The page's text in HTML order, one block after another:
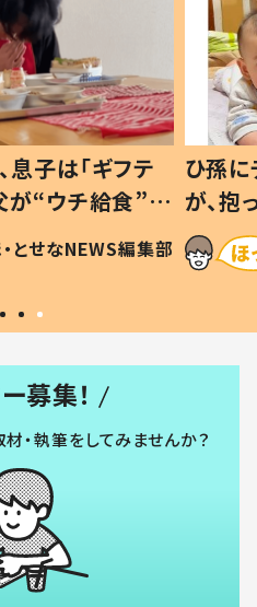
子は「ギフテ
が“ウチ給食”を
とは #令和の親
とせなNEWS編集部
ひ孫
が、
「涙が
い」
募集！
・執筆をしてみませんか？